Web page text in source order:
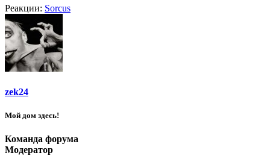
Реакции: Sorcus
zek24
Мой дом здесь!
Команда форума
Модератор